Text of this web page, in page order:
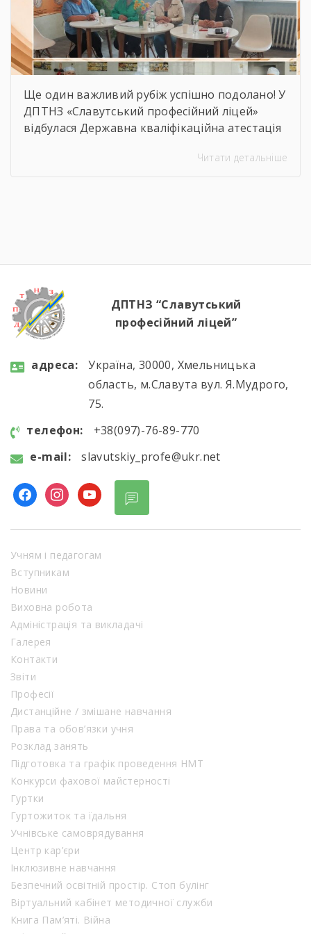
Ще один важливий рубіж успішно подолано! У
ДПТНЗ «Славутський професійний ліцей»
відбулася Державна кваліфікаційна атестація
Кондитер». За кожною стравою, кожним
Вітаємо майбутніх кухарів і кондитерів із […]
Читати детальніше
ДПТНЗ “Славутський
професійний ліцей”
aдресa:
Україна, 30000, Хмельницька
область, м.Славута вул. Я.Мудрого,
75.
телефон:
+38(097)-76-89-770
e-mail:
slavutskiy_profe@ukr.net
Учням і педагогам
Вступникам
Новини
Виховна робота
Адміністрація та викладачі
Галерея
Контакти
Звіти
Професії
Дистанційне / змішане навчання
Права та обов’язки учня
Розклад занять
Підготовка та графік проведення НМТ
Конкурси фахової майстерності
Гуртки
Гуртожиток та їдальня
Учнівське самоврядування
Центр кар’єри
Інклюзивне навчання
Безпечний освітній простір. Стоп булінг
Віртуальний кабінет методичної служби
Книга Пам’яті. Війна